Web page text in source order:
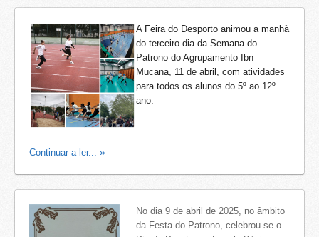
A Feira do Desporto animou a manhã
do terceiro dia da Semana do
Patrono do Agrupamento Ibn
Mucana, 11 de abril, com atividades
para todos os alunos do 5º ao 12º
ano.
Continuar a ler...
No dia 9 de abril de 2025, no âmbito
da Festa do Patrono, celebrou-se o